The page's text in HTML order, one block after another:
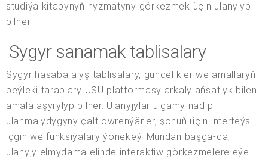
studiýa kitabynyň hyzmatyny görkezmek üçin ulanylyp
bilner.
Sygyr sanamak tablisalary
Sygyr hasaba alyş tablisalary, gündelikler we amallaryň
beýleki taraplary USU platformasy arkaly aňsatlyk bilen
amala aşyrylyp bilner. Ulanyjylar ulgamy nädip
ulanmalydygyny çalt öwrenýärler, şonuň üçin interfeýs
içgin we funksiýalary ýönekeý. Mundan başga-da,
ulanyjy elmydama elinde interaktiw görkezmelere eýe